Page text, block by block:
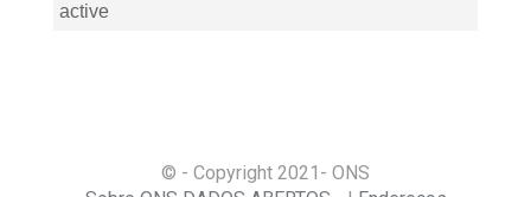
active
© - Copyright 2021 - ONS